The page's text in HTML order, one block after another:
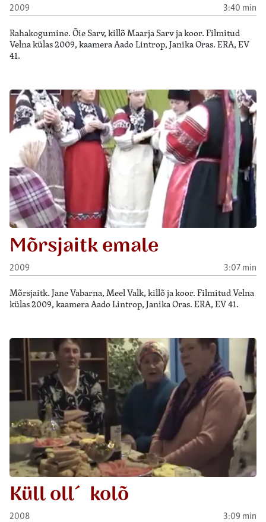
2009 3:40 min
Rahakogumine. Õie Sarv, killõ Maarja Sarv ja koor. Filmitud
Velna külas 2009, kaamera Aado Lintrop, Janika Oras. ERA, EV
41.
Mõrsjaitk emale
2009 3:07 min
Mõrsjaitk. Jane Vabarna, Meel Valk, killõ ja koor. Filmitud Velna
külas 2009, kaamera Aado Lintrop, Janika Oras. ERA, EV 41.
Küll oll´ kolõ
2008 3:09 min